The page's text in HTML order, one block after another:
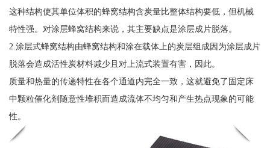
这种结构使其单位体积的蜂窝结构含炭量比整体结构要低，但机械
特性强。对涂层蜂窝结构来说，其主要缺点是涂层成片脱落。
2.涂层式蜂窝结构由蜂窝结构和涂在载体上的炭层组成因为涂层成片
脱落会造成活性炭材料减少且对上流式装置有害，因此。
质量和热量的传递特性在各个通道内完全一致，这就避免了固定床
中颗粒催化剂随意性堆积而造成流体不均匀和产生热点现象的可能
性。